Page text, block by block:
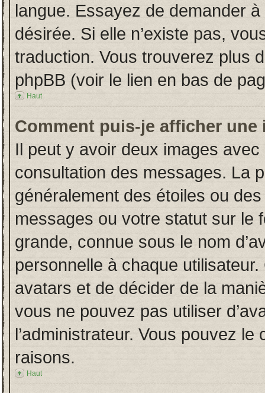
langue. Essayez de demander à
désirée. Si elle n’existe pas,
traduction. Vous trouverez plus
phpBB (voir le lien en bas de
Haut
Comment puis-je afficher une
Il peut y avoir deux images
consultation des messages. La
généralement des étoiles ou
messages ou votre statut sur le
grande, connue sous le nom
personnelle à chaque utilisateur.
avatars et de décider de la
vous ne pouvez pas utiliser
l’administrateur. Vous pouvez
raisons.
Haut